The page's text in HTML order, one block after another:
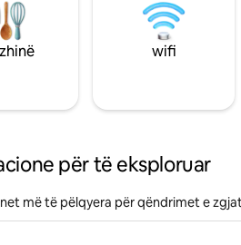
wifi
për të eksploruar
më të pëlqyera për qëndrimet e